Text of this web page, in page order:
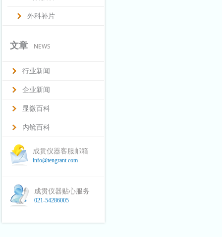
外科补片
文章 NEWS
行业新闻
企业新闻
显微百科
内镜百科
成贯仪器客服邮箱
info@tengrant.com
成贯仪器贴心服务
021-54286005